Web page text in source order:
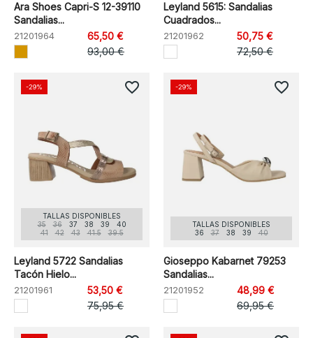
Ara Shoes Capri-S 12-39110
Sandalias...
21201964
65,50 €
93,00 €
Leyland 5615: Sandalias
Cuadrados...
21201962
50,75 €
72,50 €
TALLAS DISPONIBLES
35
36 37 38 39
40
41
42 43 41.5 39.5
Leyland 5722 Sandalias
Tacón Hielo...
21201961
53,50 €
75,95 €
-29% favorite_border
TALLAS DISPONIBLES
36
37 38 39 40
Gioseppo Kabarnet 79253
Sandalias...
21201952
48,99 €
69,95 €
-29% favorite_border